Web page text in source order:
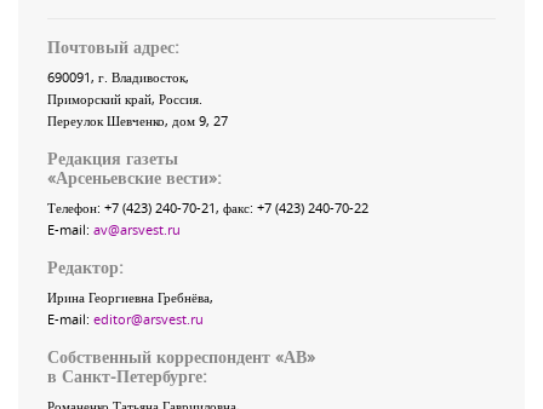
Почтовый адрес:
690091, г. Владивосток,
Приморский край, Россия
Переулок Шевченко, дом 9, 27
Редакция газеты
«Арсеньевские вести»:
Телефон: +7 (423) 240-70-21, факс: +7 (423) 240-70-22
E-mail: av@arsvest.ru
Редактор:
Ирина Георгиевна Гребнёва,
E-mail: editor@arsvest.ru
Собственный корреспондент «АВ»
в Санкт-Петербурге: